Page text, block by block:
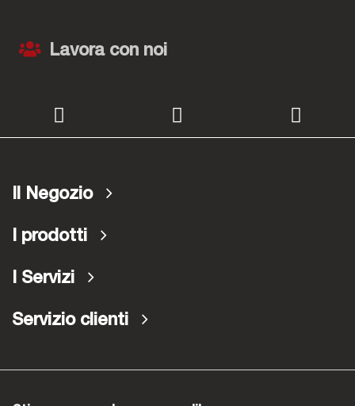
Lavora con noi
Il Negozio
I prodotti
I Servizi
Servizio clienti